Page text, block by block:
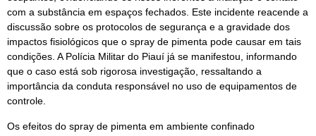
com a substância em espaços fechados. Este incidente reacende a
discussão sobre os protocolos de segurança e a gravidade dos
impactos fisiológicos que o spray de pimenta pode causar em tais
condições. A Polícia Militar do Piauí já se manifestou, informando
que o caso está sob rigorosa investigação, ressaltando a
importância da conduta responsável no uso de equipamentos de
controle.
Os efeitos do spray de pimenta em ambiente confinado